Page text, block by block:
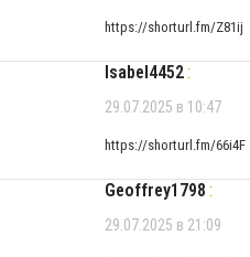
https://shorturl.fm/Z81ij
Isabel4452:
29.07.2025 в 10:47
https://shorturl.fm/66i4F
Geoffrey1798 :
29.07.2025 в 21:09